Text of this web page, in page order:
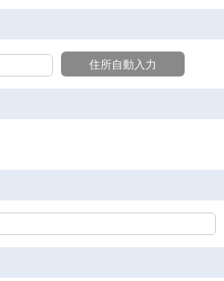
住所自動入力